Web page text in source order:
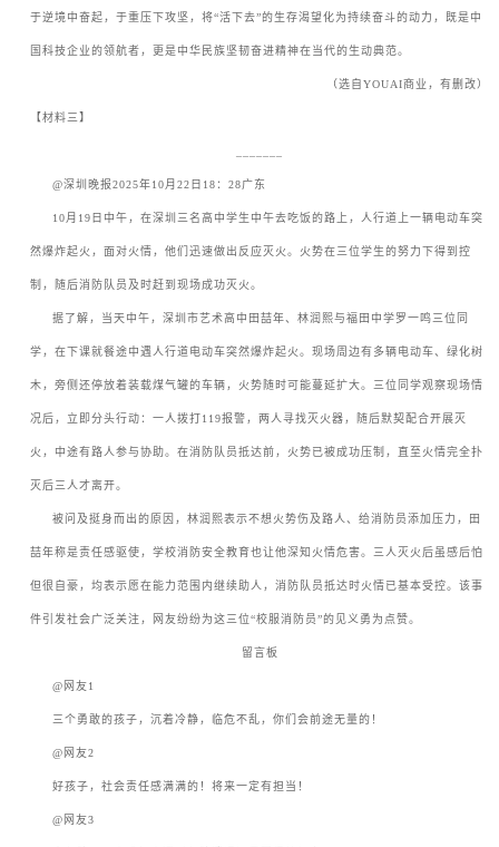
于逆境中奋起，于重压下攻坚，将“活下去”的生存渴望化为持续奋斗的动力，既是中
国科技企业的领航者，更是中华民族坚韧奋进精神在当代的生动典范。
（选自YOUAI商业，有删改）
【材料三】
ㅤㅤ@深圳晚报2025年10月22 日 18 ：28广东
10月 19 日中午，在深圳三名高中学生中午去吃饭的路上，人行道上一辆电动车突
然爆炸起火，面对火情，他们迅速做出反应灭火。火势在三位学生的努力下得到控
制，随后消防队员及时赶到现场成功灭火。
ㅤㅤ据了解，当天中午，深圳市艺术高中田喆年、林润熙与福田中学罗一鸣三位同
学，在下课就餐途中遇人行道电动车突然爆炸起火。现场周边有多辆电动车、绿化树
木，旁侧还停放着装载煤气罐的车辆，火势随时可能蔓延扩大。三位同学观察现场情
况后，立即分头行动：一人拨打119报警，两人寻找灭火器，随后默契配合开展灭
火，中途有路人参与协助。在消防队员抵达前，火势已被成功压制，直至火情完全扑
灭后三人才离开。
ㅤㅤ被问及挺身而出的原因，林润熙表示不想火势伤及路人、给消防员添加压力，田
喆年称是责任感驱使，学校消防安全教育也让他深知火情危害。三人灭火后虽感后怕
但很自豪，均表示愿在能力范围内继续助人，消防队员抵达时火情已基本受控。该事
件引发社会广泛关注，网友纷纷为这三位“校服消防员”的见义勇为点赞。
留言板
ㅤㅤ@ 网友1
ㅤㅤ三个勇敢的孩子，沉着冷静，临危不乱，你们会前途无量的！
ㅤㅤ@ 网友2
ㅤㅤ好孩子，社会责任感满满的！将来一定有担当！
ㅤㅤ@ 网友3